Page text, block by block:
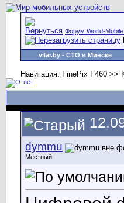
Форум World-
vilar.by - СТО в Минске
Навигация: FinePix F460
dymmu
Местный